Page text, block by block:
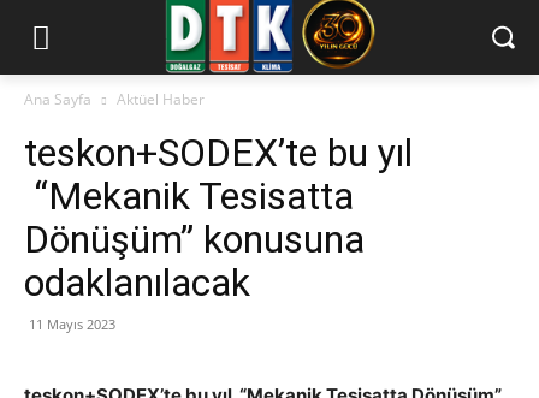
Ana Sayfa Aktüel Haber
teskon+SODEX’te bu yıl
“Mekanik Tesisatta
Dönüşüm” konusuna
odaklanılacak
11 Mayıs 2023